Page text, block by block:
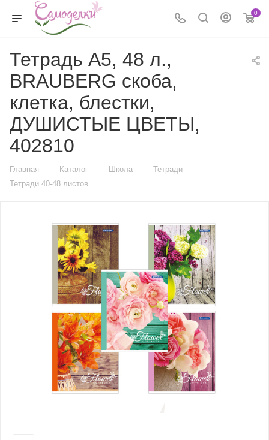
0
Тетрадь А5, 48 л.,
BRAUBERG скоба,
клетка, блестки,
ДУШИСТЫЕ ЦВЕТЫ,
402810
Главная — Каталог — Школа — Тетради —
Тетради 40-48 листов